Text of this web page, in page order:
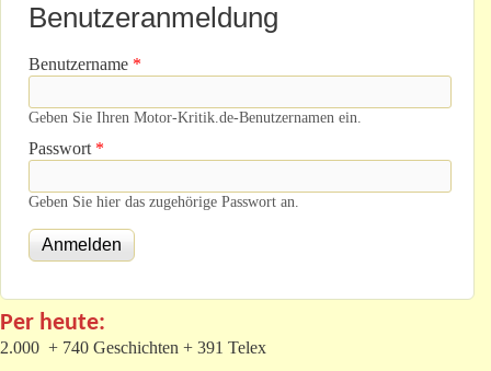
Benutzeranmeldung
Benutzername *
Geben Sie Ihren Motor-Kritik.de-Benutzernamen ein.
Passwort *
Geben Sie hier das zugehörige Passwort an.
Per heute:
2.000 + 740 Geschichten + 391 Telex